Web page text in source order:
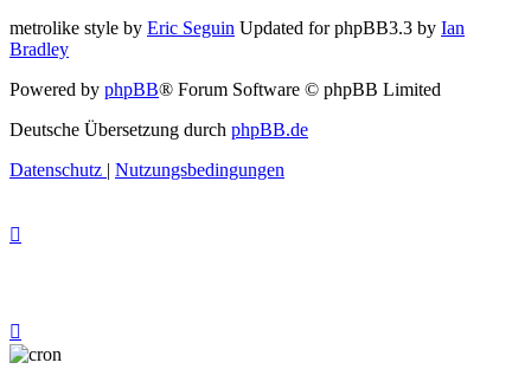
metrolike style by Eric Seguin Updated for phpBB3.3 by Ian
Bradley
Powered by phpBB® Forum Software © phpBB Limited
Deutsche Übersetzung durch phpBB.de
Datenschutz | Nutzungsbedingungen